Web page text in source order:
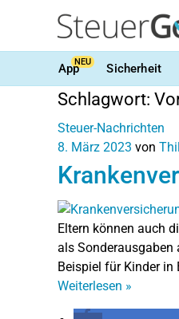
AppNEU Sicherheit
Schlagwort:
Steuer-Nachrichten
8. März 2023 von
Eltern können auch
als Sonderausgaben
Beispiel für Kinder in
Weiterlesen »